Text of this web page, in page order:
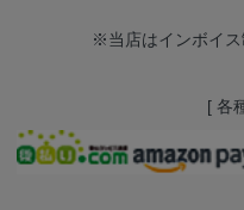
※当店はインボイス
[ 各